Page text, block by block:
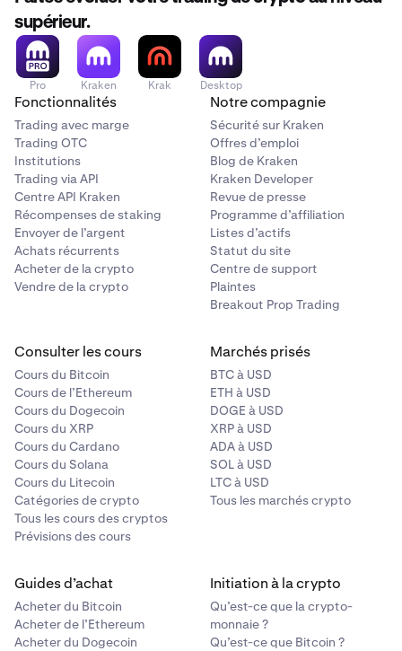
règlement flexible (sous réserve d’éligibilité) :
Notrerèglement automatisé
d’effectuer des transactions et de les régler à
l’aide de votre solde Kraken. Votre compte Kraken
doit être approvisionné.
Une fois votre transaction terminée, vos actifs
seront réglés sur votre compte Kraken en
quelques secondes. La fonctionnalité de
règlement flexible
, proposée aux clients éligibles,
vous permet de régler les transactions dans les
24 heures via votre compte Kraken, votre banque
ou un portefeuille externe.
supérieur.
Pro Kraken Krak Desktop
Fonctionnalités
Trading avec marge
Trading OTC
Institutions
Trading via API
Centre API Kraken
Récompenses de staking
Envoyer de l’argent
Achats récurrents
Acheter de la crypto
Vendre de la crypto
Notre compagnie
Sécurité sur Kraken
Offres d’emploi
Blog de Kraken
Kraken Developer
Revue de presse
Programme d’affiliation
Listes d’actifs
Statut du site
Centre de support
Plaintes
Breakout Prop Trading
Consulter les cours
Cours du Bitcoin
Cours de l’Ethereum
Cours du Dogecoin
Cours du XRP
Cours du Cardano
Cours du Solana
Cours du Litecoin
Catégories de crypto
Tous les cours des cryptos
Prévisions des cours
Marchés prisés
BTC à USD
ETH à USD
DOGE à USD
XRP à USD
ADA à USD
SOL à USD
LTC à USD
Tous les marchés crypto
Guides d’achat
Acheter du Bitcoin
Acheter de l’Ethereum
Acheter du Dogecoin
Initiation à la crypto
Qu’est-ce que la crypto-
monnaie ?
Qu’est-ce que Bitcoin ?